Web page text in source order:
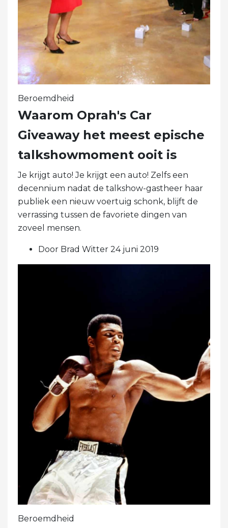
Beroemdheid
Waarom Oprah's Car
Giveaway het meest epische
talkshowmoment ooit is
Je krijgt auto! Je krijgt een auto! Zelfs een
decennium nadat de talkshow-gastheer haar
publiek een nieuw voertuig schonk, blijft de
verrassing tussen de favoriete dingen van
zoveel mensen.
Door Brad Witter 24 juni 2019
Beroemdheid